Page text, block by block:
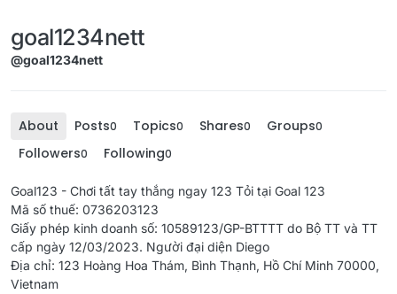
goal1234nett
@goal1234nett
About Posts0 Topics0 Shares0 Groups0
Followers0 Following0
Goal123 - Chơi tất tay thắng ngay 123 Tỏi tại Goal 123
Mã số thuế: 0736203123
Giấy phép kinh doanh số: 10589123/GP-BTTTT do Bộ TT và TT
cấp ngày 12/03/2023. Người đại diện Diego
Địa chỉ: 123 Hoàng Hoa Thám, Bình Thạnh, Hồ Chí Minh 70000,
Vietnam